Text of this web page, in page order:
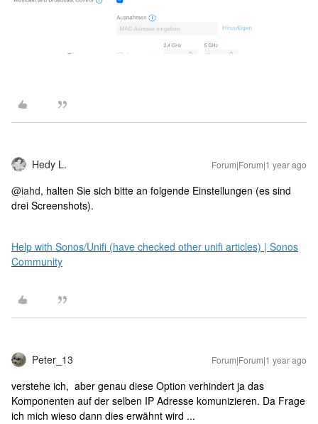
Hedy L. Forum|Forum|1 year ago
@iahd, halten Sie sich bitte an folgende Einstellungen (es sind
drei Screenshots).
Help with Sonos/Unifi (have checked other unifi articles) | Sonos
Community
Peter_13 Forum|Forum|1 year ago
verstehe ich, aber genau diese Option verhindert ja das
Komponenten auf der selben IP Adresse komunizieren. Da Frage
ich mich wieso dann dies erwähnt wird ...